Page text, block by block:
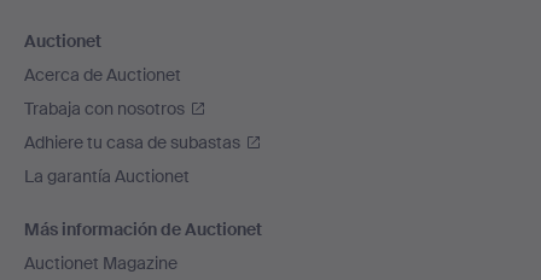
Auctionet
Acerca de Auctionet
Trabaja con nosotros
Adhiere tu casa de subastas
La garantía Auctionet
Más información de Auctionet
Auctionet Magazine